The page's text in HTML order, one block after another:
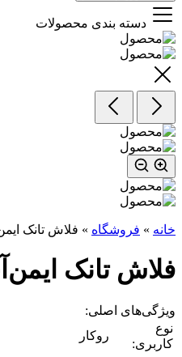
دسته بندی محصولات
خانه » فروشگاه » فلاش‌ تانک
فلاش‌ تانک
ویژگی‌های اصلی:
نوع
کاربری:
روکار